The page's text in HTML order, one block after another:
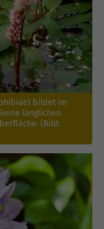
bildet im
länglichen
(Bild: